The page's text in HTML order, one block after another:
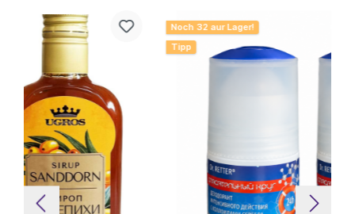
Noch 32 aur Lager!
Tipp